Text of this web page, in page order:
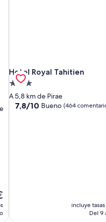
Hotel Royal Tahitien
Hotel Royal Tahitien
Alojamiento
de
3.0 estrellas
A 5,8 km de Pirae
7.8
7,8/10 Bueno (464
incluye
Del 9